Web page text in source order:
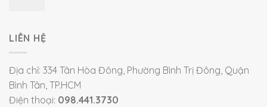
LIÊN HỆ
Địa chỉ: 334 Tân Hòa Đông, Phường Bình Trị Đông, Quận
Bình Tân, TP.HCM
Điện thoại: 098.441.3730